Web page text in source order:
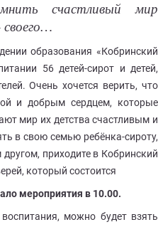
счастливый мир
образования «Кобринский
56 детей-сирот и детей,
Очень хочется верить, что
и добрым сердцем, которые
мир их детства счастливым и
в свою семью ребёнка-сироту,
приходите в Кобринский
который состоится
мероприятия в 10.00.
можно будет взять